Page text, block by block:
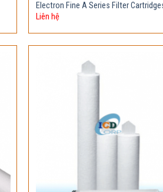
Electron Fine A Series Filter
Liên hệ